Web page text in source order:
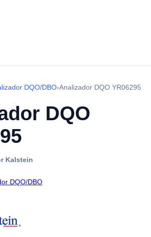
DQO/DBO›Analizador DQO YR06295
DQO
Kalstein
DQO/DBO